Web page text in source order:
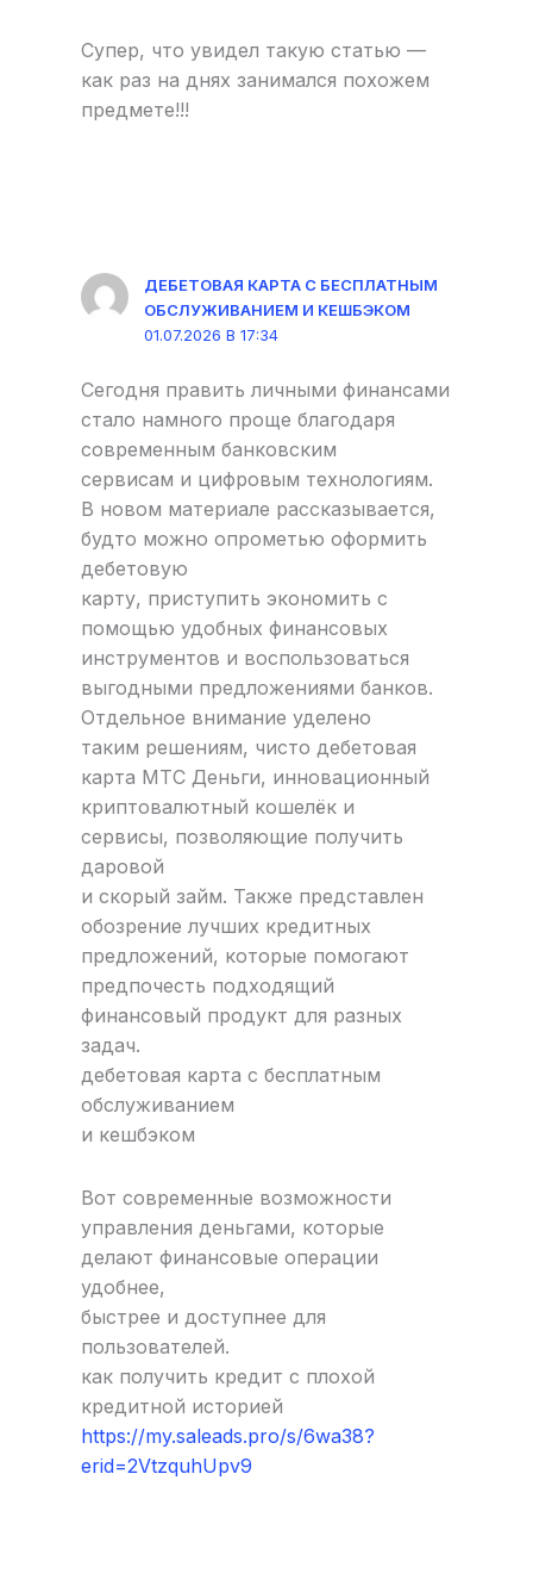
Супер, что увидел такую статью —
как раз на днях занимался похожем
предмете!!!
ДЕБЕТОВАЯ КАРТА С БЕСПЛАТНЫМ
ОБСЛУЖИВАНИЕМ И КЕШБЭКОМ
01.07.2026 В 17:34
Сегодня править личными финансами
стало намного проще благодаря
современным банковским
сервисам и цифровым технологиям.
В новом материале рассказывается,
будто можно опрометью оформить
дебетовую
карту, приступить экономить с
помощью удобных финансовых
инструментов и воспользоваться
выгодными предложениями банков.
Отдельное внимание уделено
таким решениям, чисто дебетовая
карта МТС Деньги, инновационный
криптовалютный кошелёк и
сервисы, позволяющие получить
даровой
и скорый займ. Также представлен
обозрение лучших кредитных
предложений, которые помогают
предпочесть подходящий
финансовый продукт для разных
задач.
дебетовая карта с бесплатным
обслуживанием
и кешбэком
Вот современные возможности
управления деньгами, которые
делают финансовые операции
удобнее,
быстрее и доступнее для
пользователей.
как получить кредит с плохой
кредитной историей
https://my.saleads.pro/s/6wa38?
erid=2VtzquhUpv9